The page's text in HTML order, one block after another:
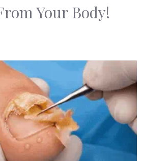
Your Body!